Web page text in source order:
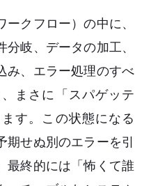
クフロー）の中に、
岐、データの加工、
み、エラー処理のすべ
まさに「スパゲッテ
す。この状態になる
期せぬ別のエラーを引
最終的には「怖くて誰